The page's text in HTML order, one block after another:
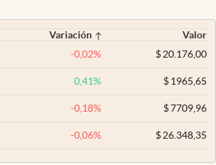
Variación
Valor
-0,02% $20.176,00
0,41% $1965,65
-0,18% $7709,96
-0,06% $26.348,35